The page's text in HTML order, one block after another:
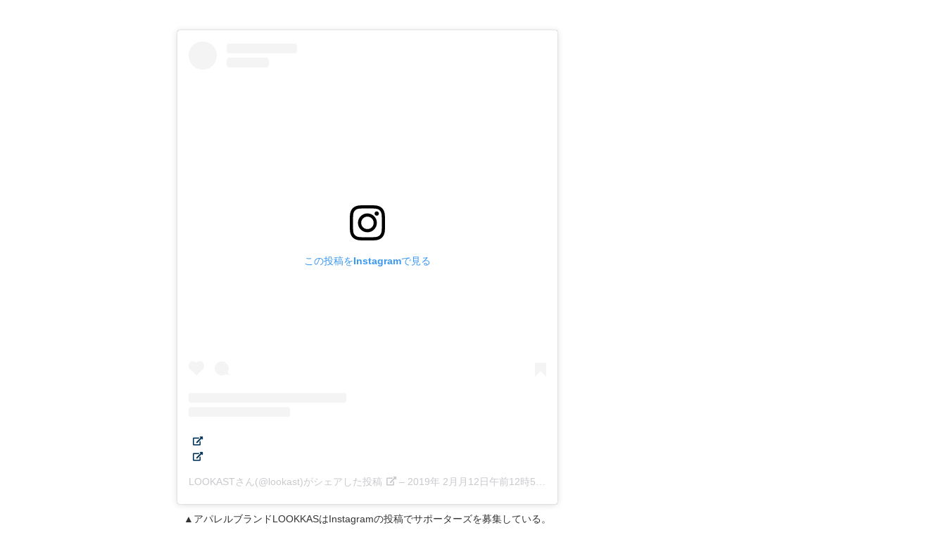
この投稿をInstagramで見る
LOOKASTさん(@lookast)がシェアした投稿 – 2019年 2月月12日午前12時50分PST
▲アパレルブランドLOOKKASはInstagramの投稿でサポーターズを募集している。